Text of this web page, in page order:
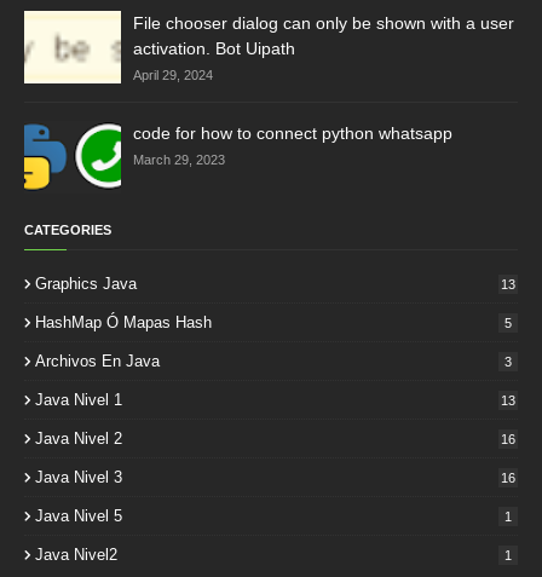
File chooser dialog can only be shown with a user
activation. Bot Uipath
April 29, 2024
code for how to connect python whatsapp
March 29, 2023
CATEGORIES
Graphics Java 13
HashMap Ó Mapas Hash 5
Archivos En Java 3
Java Nivel 1 13
Java Nivel 2 16
Java Nivel 3 16
Java Nivel 5 1
Java Nivel2 1